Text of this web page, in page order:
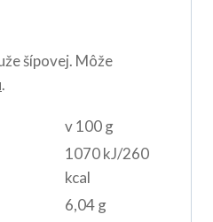
šípovej. Môže
.
v 100 g
1070 kJ/260
kcal
6,04 g